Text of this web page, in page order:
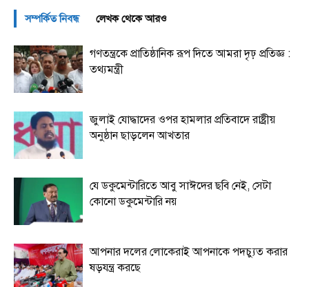
সম্পর্কিত নিবন্ধ লেখক থেকে আরও
গণতন্ত্রকে প্রাতিষ্ঠানিক রূপ দিতে আমরা দৃঢ় প্রতিজ্ঞ :
তথ্যমন্ত্রী
জুলাই যোদ্ধাদের ওপর হামলার প্রতিবাদে রাষ্ট্রীয়
অনুষ্ঠান ছাড়লেন আখতার
যে ডকুমেন্টারিতে আবু সাঈদের ছবি নেই, সেটা
কোনো ডকুমেন্টারি নয়
আপনার দলের লোকেরাই আপনাকে পদচ্যুত করার
ষড়যন্ত্র করছে